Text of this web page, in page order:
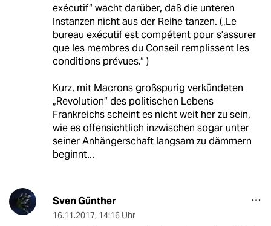
exécutif“ wacht darüber, daß die unteren
Instanzen nicht aus der Reihe tanzen. („Le
bureau exécutif est compétent pour s’assurer
que les membres du Conseil remplissent les
conditions prévues.“ )
Kurz, mit Macrons großspurig verkündeten
„Revolution“ des politischen Lebens
Frankreichs scheint es nicht weit her zu sein,
wie es offensichtlich inzwischen sogar unter
seiner Anhängerschaft langsam zu dämmern
beginnt...
Sven Günther
16.11.2017, 14:16 Uhr